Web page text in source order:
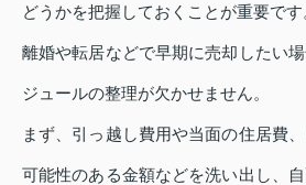
どうかを把握しておくことが重要です
離婚や転居などで早期に売却したい
ジュールの整理が欠かせません。
まず、引っ越し費用や当面の住居費
可能性のある金額などを洗い出し、